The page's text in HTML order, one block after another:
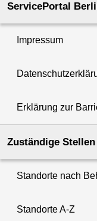
ServicePortal
Impressum
Erklärung zur
Zuständige Stellen
Standorte nach
Standorte A-Z